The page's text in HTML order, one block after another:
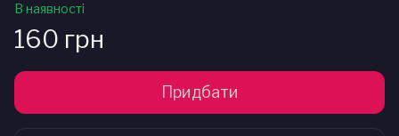
В наявності
160 грн
Придбати